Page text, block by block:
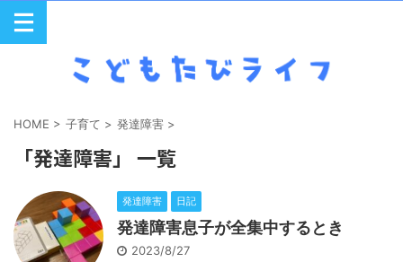
HOME > 子育て > 発達障害 >
「発達障害」 一覧
発達障害 日記
発達障害息子が全集中するとき
2023/8/27